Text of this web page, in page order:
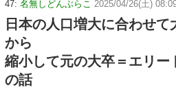
47: 名無しどんぶらこ 2025/04/26(土)
日本の人口増大に合わせ
から
縮小して元の大卒＝エリー
の話